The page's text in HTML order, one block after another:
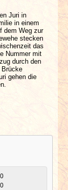
Juri in
in einem
dem Weg zur
stecken
das
Nummer mit
durch den
Brücke
gehen die